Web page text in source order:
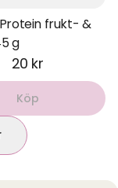
frukt- &
g
20 kr
Köp